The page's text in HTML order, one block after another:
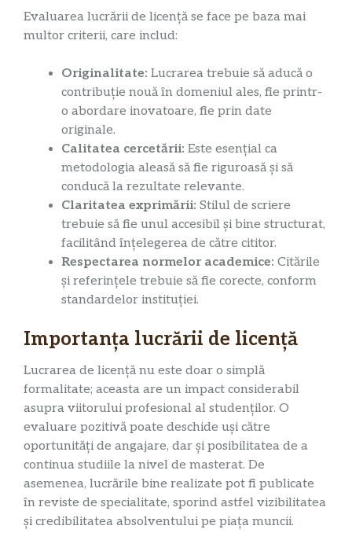
Evaluarea lucrării de licență se face pe baza mai
multor criterii, care includ:
Originalitate: Lucrarea trebuie să aducă o
contribuție nouă în domeniul ales, fie printr-
o abordare inovatoare, fie prin date
originale.
Calitatea cercetării: Este esențial ca
metodologia aleasă să fie riguroasă și să
conducă la rezultate relevante.
Claritatea exprimării: Stilul de scriere
trebuie să fie unul accesibil și bine structurat,
facilitând înțelegerea de către cititor.
Respectarea normelor academice: Citările
și referințele trebuie să fie corecte, conform
standardelor instituției.
Importanța lucrării de licență
Lucrarea de licență nu este doar o simplă
formalitate; aceasta are un impact considerabil
asupra viitorului profesional al studenților. O
evaluare pozitivă poate deschide uși către
oportunități de angajare, dar și posibilitatea de a
continua studiile la nivel de masterat. De
asemenea, lucrările bine realizate pot fi publicate
în reviste de specialitate, sporind astfel vizibilitatea
și credibilitatea absolventului pe piața muncii.